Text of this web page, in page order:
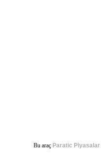
Bu araç Paratic Piyasalar